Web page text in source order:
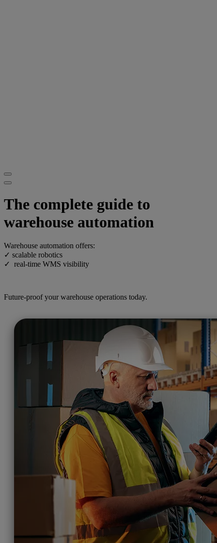
The complete guide to
warehouse automation
Warehouse automation offers:
✓ scalable robotics
✓ real-time WMS visibility
Future-proof your warehouse operations today.